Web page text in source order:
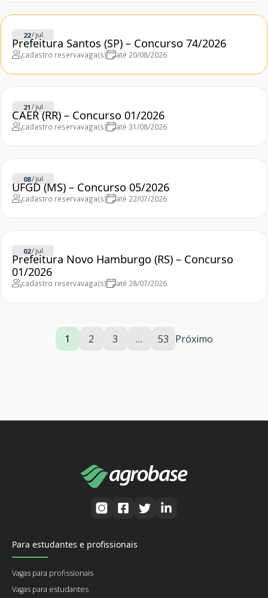
22/ jul
Prefeitura Santos (SP) – Concurso 74/2026
cadastro reservavaga(s) até 20/08/2026
21 / jul
CAER (RR) – Concurso 01/2026
cadastro reservavaga(s) até 31/08/2026
08/ jul
UFGD (MS) – Concurso 05/2026
cadastro reservavaga(s) até 22/07/2026
02/ jul
Prefeitura Novo Hamburgo (RS) – Concurso
01/2026
cadastro reservavaga(s) até 28/07/2026
1 2 3 … 53 Próximo
Para estudantes e profissionais
Vagas para profissionais
Vagas para estudantes